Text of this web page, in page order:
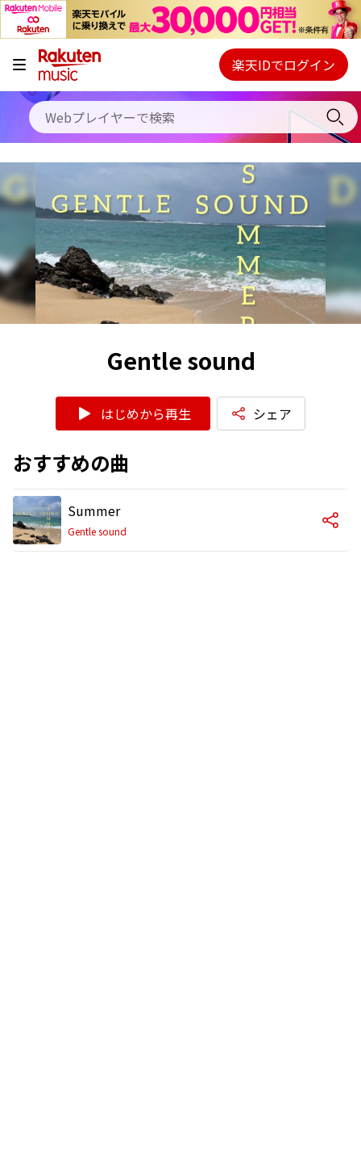
キャンペーン
料金プラン
使い方
初回30日間無料お試し
Webプレイヤー
ご契約内容の確認・変更
楽天IDでログイン
Gentle sound
はじめから再生 シェア
おすすめの曲
Summer
Gentle sound